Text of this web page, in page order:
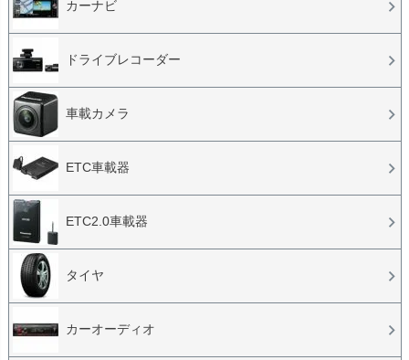
カーナビ
ドライブレコーダー
車載カメラ
ETC車載器
ETC2.0車載器
タイヤ
カーオーディオ